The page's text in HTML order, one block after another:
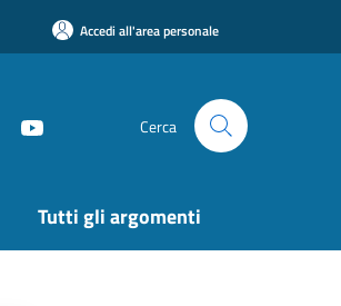
Accedi all'area personale
Cerca
Tutti gli argomenti